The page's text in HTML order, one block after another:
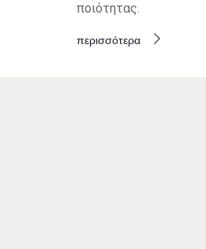
ποιότητας.
περισσότερα